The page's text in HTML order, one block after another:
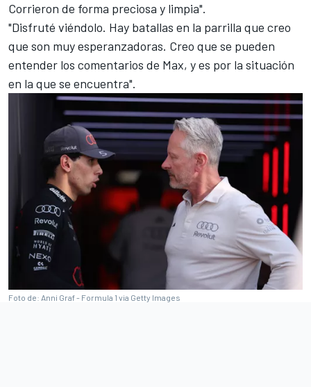
Corrieron de forma preciosa y limpia".
"Disfruté viéndolo. Hay batallas en la parrilla que creo
que son muy esperanzadoras. Creo que se pueden
entender los comentarios de Max, y es por la situación
en la que se encuentra".
Foto de: Anni Graf - Formula 1 via Getty Images